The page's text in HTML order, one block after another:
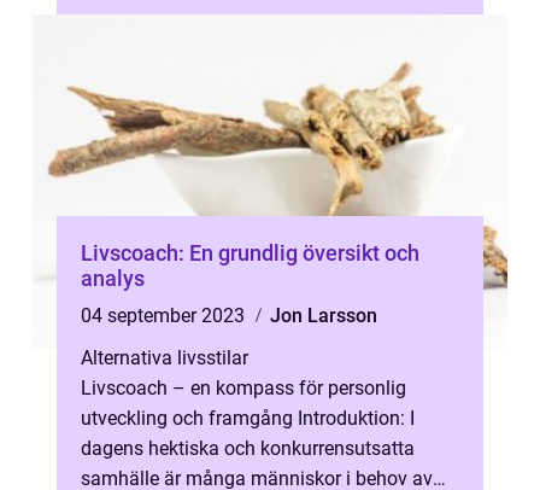
Livscoach: En grundlig översikt och
analys
04 september 2023
Jon Larsson
Alternativa livsstilar
Livscoach – en kompass för personlig
utveckling och framgång Introduktion: I
dagens hektiska och konkurrensutsatta
samhälle är många människor i behov av